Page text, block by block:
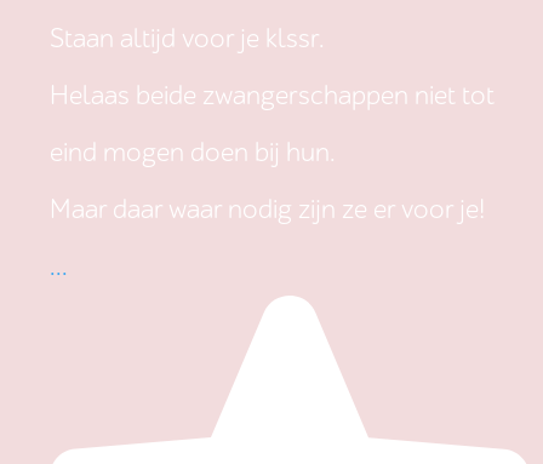
Staan altijd voor je klssr.
Helaas beide zwangerschappen niet tot
eind mogen doen bij hun.
Maar daar waar nodig zijn ze er voor je!
...